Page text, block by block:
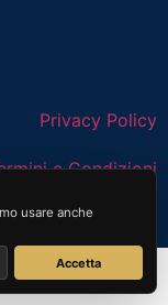
Privacy Policy
e Condizioni
usare anche
Accetta